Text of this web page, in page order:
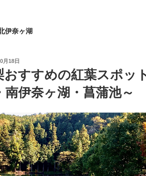
伊奈ヶ湖
月18日
おすすめの紅葉スポッ
南伊奈ヶ湖・菖蒲池～